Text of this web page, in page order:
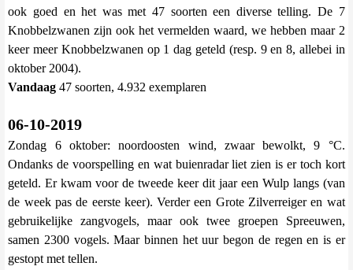
ook goed en het was met 47 soorten een diverse telling. De 7
Knobbelzwanen zijn ook het vermelden waard, we hebben maar 2
keer meer Knobbelzwanen op 1 dag geteld (resp. 9 en 8, allebei in
oktober 2004).
Vandaag 47 soorten, 4.932 exemplaren
06-10-2019
Zondag 6 oktober: noordoosten wind, zwaar bewolkt, 9 °C.
Ondanks de voorspelling en wat buienradar liet zien is er toch kort
geteld. Er kwam voor de tweede keer dit jaar een Wulp langs (van
de week pas de eerste keer). Verder een Grote Zilverreiger en wat
gebruikelijke zangvogels, maar ook twee groepen Spreeuwen,
samen 2300 vogels. Maar binnen het uur begon de regen en is er
gestopt met tellen.